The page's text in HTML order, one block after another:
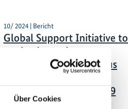
Über Cookies
10/ 2024 | Bericht
Global Support Initiative to
territories and areas
conserved by Indigenous
Peoples and local
communities: COVID-19
Response Initiative